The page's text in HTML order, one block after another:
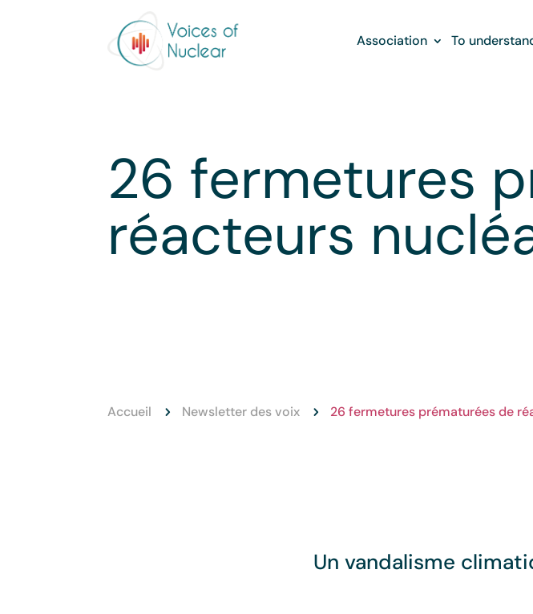
Association To
26 fermetures
réacteurs
Accueil 5 Newsletter des voix 5 26 fermetures prématurées de
Un vandalisme